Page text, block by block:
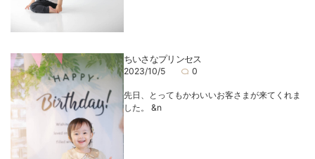
ちいさなプリンセス
2023/10/5 0
先日、とってもかわいいお客さまが来てくれま
した。 &n